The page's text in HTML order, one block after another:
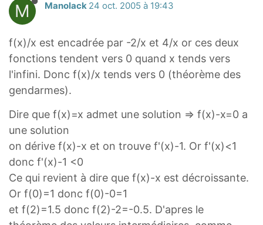
M Manolack 24 oct. 2005 à 19:43
f(x)/x est encadrée par -2/x et 4/x or ces deux
fonctions tendent vers 0 quand x tends vers
l'infini. Donc f(x)/x tends vers 0 (théorème des
gendarmes).
Dire que f(x)=x admet une solution => f(x)-x=0 a
une solution
on dérive f(x)-x et on trouve f'(x)-1. Or f'(x)<1
donc f'(x)-1 <0
Ce qui revient à dire que f(x)-x est décroissante.
Or f(0)=1 donc f(0)-0=1
et f(2)=1.5 donc f(2)-2=-0.5. D'apres le